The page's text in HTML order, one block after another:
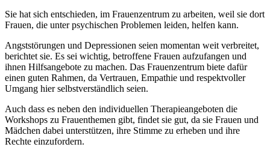
Sie hat sich entschieden, im Frauenzentrum zu arbeiten, weil sie dort
Frauen, die unter psychischen Problemen leiden, helfen kann.
Angststörungen und Depressionen seien momentan weit verbreitet,
berichtet sie. Es sei wichtig, betroffene Frauen aufzufangen und
ihnen Hilfsangebote zu machen. Das Frauenzentrum biete dafür
einen guten Rahmen, da Vertrauen, Empathie und respektvoller
Umgang hier selbstverständlich seien.
Auch dass es neben den individuellen Therapieangeboten die
Workshops zu Frauenthemen gibt, findet sie gut, da sie Frauen und
Mädchen dabei unterstützen, ihre Stimme zu erheben und ihre
Rechte einzufordern.